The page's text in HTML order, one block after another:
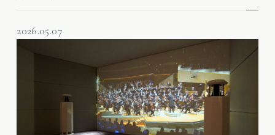
2026.05.07